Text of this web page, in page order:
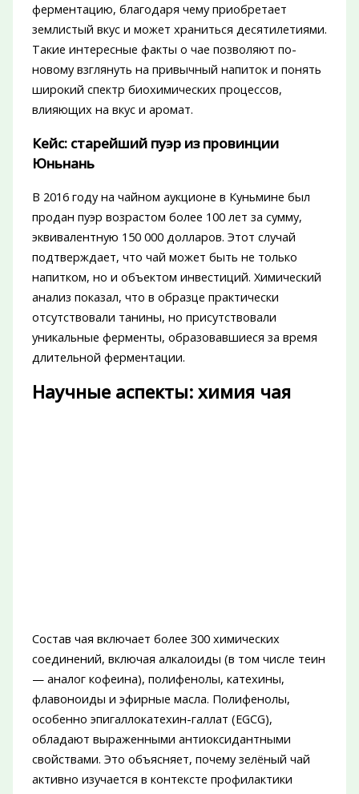
ферментацию, благодаря чему приобретает
землистый вкус и может храниться десятилетиями.
Такие интересные факты о чае позволяют по-
новому взглянуть на привычный напиток и понять
широкий спектр биохимических процессов,
влияющих на вкус и аромат.
Кейс: старейший пуэр из провинции
Юньнань
В 2016 году на чайном аукционе в Куньмине был
продан пуэр возрастом более 100 лет за сумму,
эквивалентную 150 000 долларов. Этот случай
подтверждает, что чай может быть не только
напитком, но и объектом инвестиций. Химический
анализ показал, что в образце практически
отсутствовали танины, но присутствовали
уникальные ферменты, образовавшиеся за время
длительной ферментации.
Научные аспекты: химия чая
Состав чая включает более 300 химических
соединений, включая алкалоиды (в том числе теин
— аналог кофеина), полифенолы, катехины,
флавоноиды и эфирные масла. Полифенолы,
особенно эпигаллокатехин-галлат (EGCG),
обладают выраженными антиоксидантными
свойствами. Это объясняет, почему зелёный чай
активно изучается в контексте профилактики